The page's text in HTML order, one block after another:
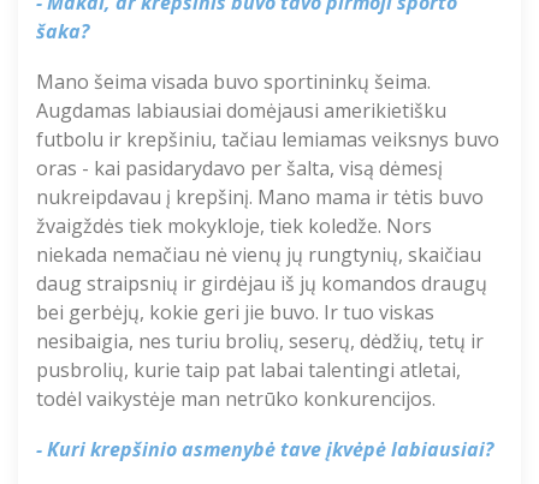
šaka?
Mano šeima visada buvo sportininkų šeima.
Augdamas labiausiai domėjausi amerikietišku
futbolu ir krepšiniu, tačiau lemiamas veiksnys buvo
oras - kai pasidarydavo per šalta, visą dėmesį
nukreipdavau į krepšinį. Mano mama ir tėtis buvo
žvaigždės tiek mokykloje, tiek koledže. Nors
niekada nemačiau nė vienų jų rungtynių, skaičiau
daug straipsnių ir girdėjau iš jų komandos draugų
bei gerbėjų, kokie geri jie buvo. Ir tuo viskas
nesibaigia, nes turiu brolių, seserų, dėdžių, tetų ir
pusbrolių, kurie taip pat labai talentingi atletai,
todėl vaikystėje man netrūko konkurencijos.
- Kuri krepšinio asmenybė taveįkvėpėlabiausiai?